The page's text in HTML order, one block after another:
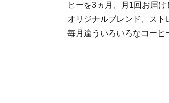
ヒーを3ヵ月、月1回お届け
オリジナルブレンド、スト
毎月違ういろいろなコーヒ